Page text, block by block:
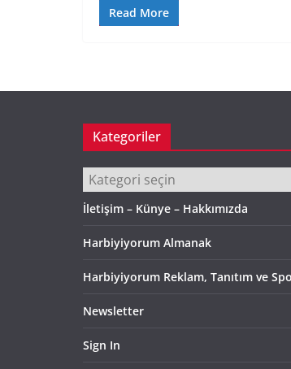
Read More
Kategoriler
Kategoriler
İletişim – Künye – Hakkımızda
Harbiyiyorum Almanak
Harbiyiyorum Reklam, Tanıtım ve
Newsletter
Sign In